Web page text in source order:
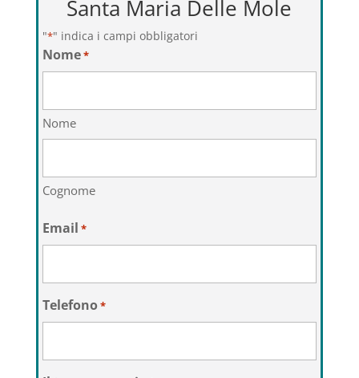
Santa Maria Delle Mole
"*" indica i campi obbligatori
Nome*
Nome
Cognome
Email *
Telefono*